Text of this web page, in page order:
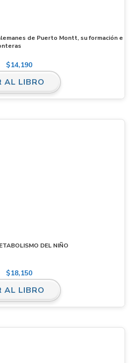
de Puerto Montt, su formación e
$14,190
AL LIBRO
DEL NIÑO
$18,150
AL LIBRO